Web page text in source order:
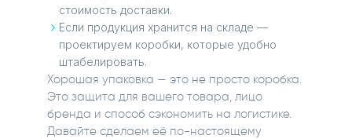
стоимость доставки.
Если продукция хранится на складе —
проектируем коробки, которые удобно
штабелировать.
Хорошая упаковка — это не просто коробка.
Это защита для вашего товара, лицо
бренда и способ сэкономить на логистике.
Давайте сделаем её по-настоящему